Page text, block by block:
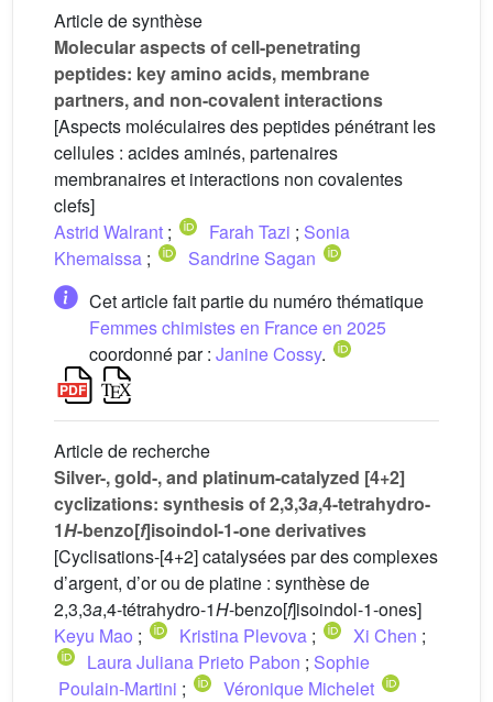
Article de synthèse
Molecular aspects of cell-penetrating
peptides: key amino acids, membrane
partners, and non-covalent interactions
[Aspects moléculaires des peptides pénétrant les
cellules : acides aminés, partenaires
membranaires et interactions non covalentes
clefs]
Astrid Walrant ; Farah Tazi ; Sonia
Khemaissa ;
Sandrine Sagan
Cet article fait partie du numéro thématique
Femmes chimistes en France en 2025
coordonné par : Janine Cossy.
Article de recherche
Silver-, gold-, and platinum-catalyzed [4+2]
cyclizations: synthesis of 2,3,3a,4-tetrahydro-
1H-benzo[f]isoindol-1-one derivatives
[Cyclisations-[4+2] catalysées par des complexes
d’argent, d’or ou de platine : synthèse de
2,3,3a,4-tétrahydro-1H-benzo[f]isoindol-1-ones]
Keyu Mao ; Kristina Plevova ; Xi Chen ;
Laura Juliana Prieto Pabon ; Sophie
Poulain-Martini ;
Véronique Michelet